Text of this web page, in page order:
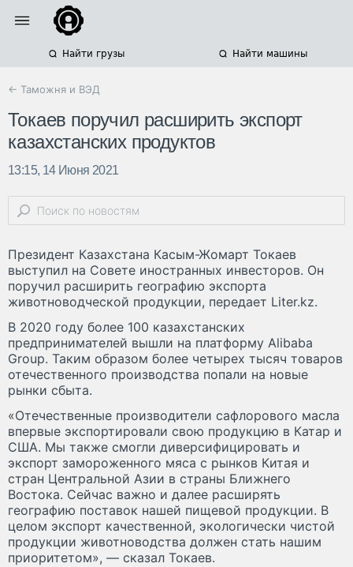
Найти грузы Найти машины
← Таможня и ВЭД
Токаев поручил расширить экспорт
казахстанских продуктов
13:15, 14 Июня 2021
Президент Казахстана Касым-Жомарт Токаев
выступил на Совете иностранных инвесторов. Он
поручил расширить географию экспорта
животноводческой продукции, передает Liter.kz.
В 2020 году более 100 казахстанских
предпринимателей вышли на платформу Alibaba
Group. Таким образом более четырех тысяч товаров
отечественного производства попали на новые
рынки сбыта.
«Отечественные производители сафлорового масла
впервые экспортировали свою продукцию в Катар и
США. Мы также смогли диверсифицировать и
экспорт замороженного мяса с рынков Китая и
стран Центральной Азии в страны Ближнего
Востока. Сейчас важно и далее расширять
географию поставок нашей пищевой продукции. В
целом экспорт качественной, экологически чистой
продукции животноводства должен стать нашим
приоритетом», — сказал Токаев.